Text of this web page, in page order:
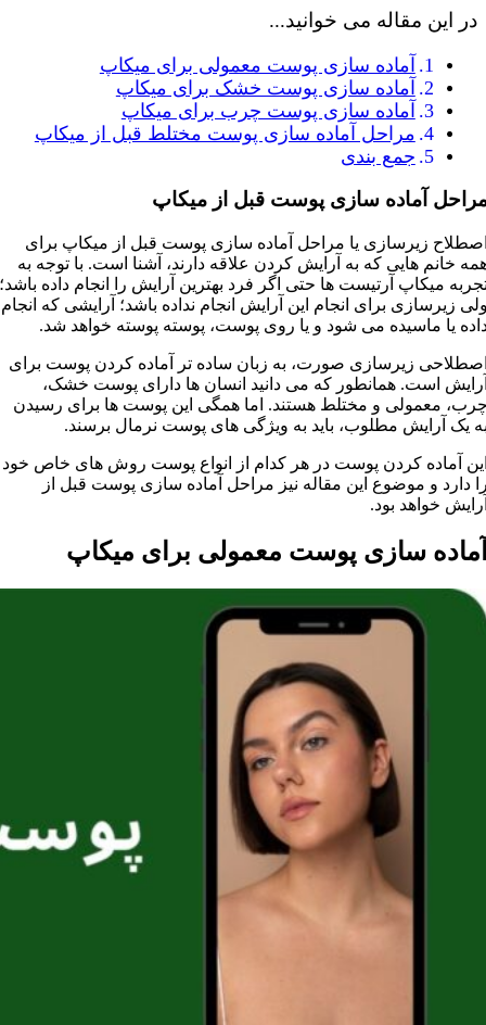
در این مقاله می خوانید...
آماده سازی پوست معمولی برای میکاپ
آماده سازی پوست خشک برای میکاپ
آماده سازی پوست چرب برای میکاپ
مراحل آماده سازی پوست مختلط قبل از میکاپ
جمع بندی
آماده سازی پوست قبل از میکاپ
زیرسازی یا مراحل آماده سازی پوست قبل از میکاپ برای
خانم هایی که به آرایش کردن علاقه دارند، آشنا است. با توجه به
میکاپ آرتیست ها حتی اگر فرد بهترین آرایش را انجام داده باشد؛
زیرسازی برای انجام این آرایش انجام نداده باشد؛ آرایشی که انجام
یا ماسیده می شود و یا روی پوست، پوسته پوسته خواهد شد.
زیرسازی صورت، به زبان ساده تر آماده کردن پوست برای
است. همانطور که می دانید انسان ها دارای پوست خشک،
معمولی و مختلط هستند. اما همگی این پوست ها برای رسیدن
یک آرایش مطلوب، باید به ویژگی های پوست نرمال برسند.
آماده کردن پوست در هر کدام از انواع پوست روش های خاص خود
دارد و موضوع این مقاله نیز مراحل آماده سازی پوست قبل از
خواهد بود.
سازی پوست معمولی برای میکاپ